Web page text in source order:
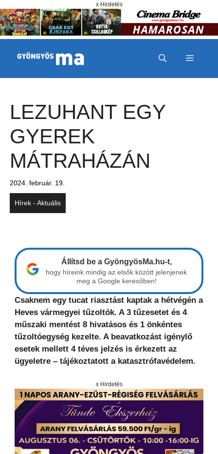
x Hirdetés
MENÜ
LEZUHANT EGY
GYEREK
MÁTRAHÁZÁN
2024. február. 19.
Hírek - Aktuális
Állítsd be a GyöngyösMa.hu-t,
hogy híreink mindig az elsők között jelenjenek
meg a Google keresőben!
Csaknem egy tucat riasztást kaptak a hétvégén a
Heves vármegyei tűzoltók. A 3 tűzesetet és 4
műszaki mentést 8 hivatásos és 1 önkéntes
tűzoltóegység kezelte. A beavatkozást igénylő
esetek mellett 4 téves jelzés is érkezett az
ügyeletre – tájékoztatott a katasztrófavédelem.
x Hirdetés